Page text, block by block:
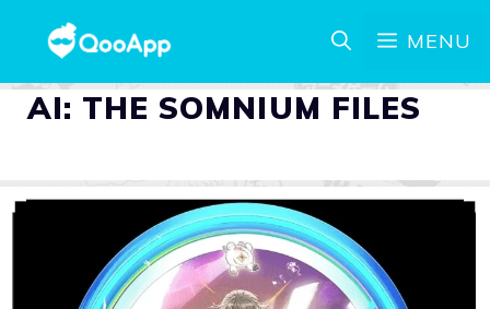
MENU
AI: THE SOMNIUM FILES